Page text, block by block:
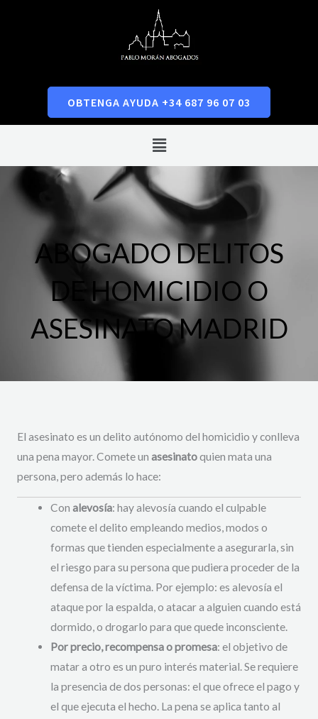
OBTENGA AYUDA +34 687 96 07 03
Menú
ABOGADO DELITOS
DE HOMICIDIO O
ASESINATO MADRID
El asesinato es un delito autónomo del homicidio y conlleva
una pena mayor. Comete un asesinatoquien mata una
persona, pero además lo hace:
Con alevosía: hay alevosía cuando el culpable
comete el delito empleando medios, modos o
formas que tienden especialmente a asegurarla, sin
el riesgo para su persona que pudiera proceder de la
defensa de la víctima. Por ejemplo: es alevosía el
ataque por la espalda, o atacar a alguien cuando está
dormido, o drogarlo para que quede inconsciente.
Por precio, recompensa o promesa: el objetivo de
matar a otro es un puro interés material. Se requiere
la presencia de dos personas: el que ofrece el pago y
el que ejecuta el hecho. La pena se aplica tanto al